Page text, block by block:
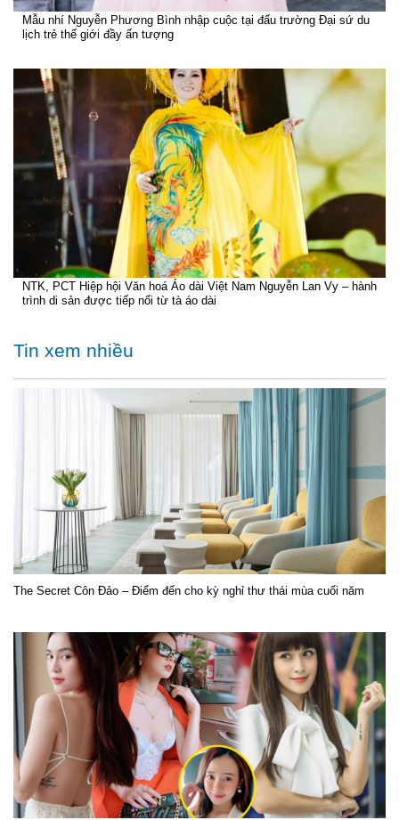
Mẫu nhí Nguyễn Phương Bình nhập cuộc tại đấu trường Đại sứ du
lịch trẻ thế giới đầy ấn tượng
NTK, PCT Hiệp hội Văn hoá Áo dài Việt Nam Nguyễn Lan Vy – hành
trình di sản được tiếp nối từ tà áo dài
Tin xem nhiều
The Secret Côn Đảo – Điểm đến cho kỳ nghỉ thư thái mùa cuối năm